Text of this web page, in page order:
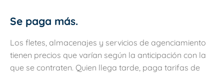
Se paga más.
Los fletes, almacenajes y servicios de agenciamiento
tienen precios que varían según la anticipación con la
que se contraten. Quien llega tarde, paga tarifas de